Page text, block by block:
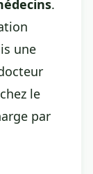
.
une
le
par